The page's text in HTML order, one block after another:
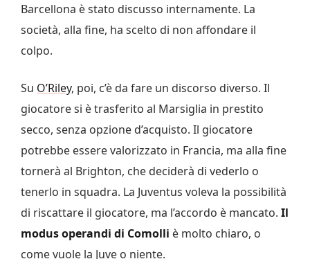
Barcellona è stato discusso internamente. La
società, alla fine, ha scelto di non affondare il
colpo.
Su O’Riley, poi, c’è da fare un discorso diverso. Il
giocatore si è trasferito al Marsiglia in prestito
secco, senza opzione d’acquisto. Il giocatore
potrebbe essere valorizzato in Francia, ma alla fine
tornerà al Brighton, che deciderà di vederlo o
tenerlo in squadra. La Juventus voleva la possibilità
di riscattare il giocatore, ma l’accordo è mancato. Il
modus operandi di Comolli è molto chiaro, o
come vuole la Juve o niente.